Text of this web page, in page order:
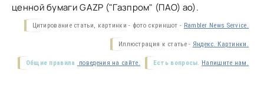
ценной бумаги GAZP ("Газпром" (ПАО) ао).
Цитирование статьи, картинки - фото скриншот - Rambler News Service.
Иллюстрация к статье - Яндекс. Картинки.
Есть вопросы. Напишите нам.
Общие правила поведения на сайте.